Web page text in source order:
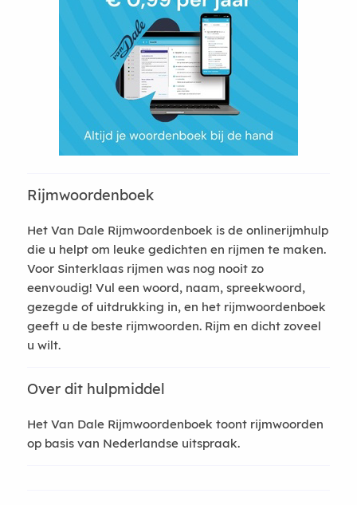
Rijmwoordenboek
Het Van Dale Rijmwoordenboek is de onlinerijmhulp
die u helpt om leuke gedichten en rijmen te maken.
Voor Sinterklaas rijmen was nog nooit zo
eenvoudig! Vul een woord, naam, spreekwoord,
gezegde of uitdrukking in, en het rijmwoordenboek
geeft u de beste rijmwoorden. Rijm en dicht zoveel
u wilt.
Over dit hulpmiddel
Het Van Dale Rijmwoordenboek toont rijmwoorden
op basis van Nederlandse uitspraak.